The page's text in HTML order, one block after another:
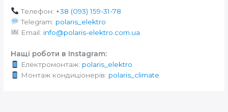
Телефон: +38 (093) 159-31-78
Telegram: polaris_elektro
Email: info@polaris-elektro.com.ua
Нащі роботи в Instagram:
Електромонтаж: polaris_elektro
Монтаж кондиціонерів: polaris_climate